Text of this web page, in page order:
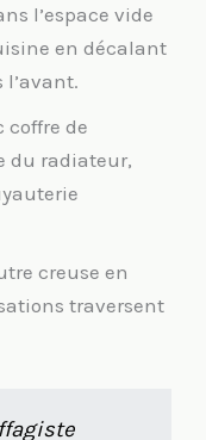
l’espace vide
en décalant
l’avant.
coffre de
du radiateur,
creuse en
traversent